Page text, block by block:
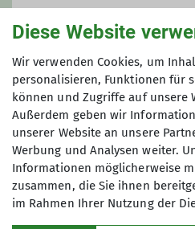
85570 Markt
Mitglieder & Gäste
Über den Verein
Diese Website
Wir verwenden Cookies, um
personalisieren, Funktionen für
können und Zugriffe auf unsere
Außerdem geben wir
unserer Website an unsere
Werbung und Analysen weiter.
Informationen möglicherweise
zusammen, die Sie ihnen
im Rahmen Ihrer Nutzung der